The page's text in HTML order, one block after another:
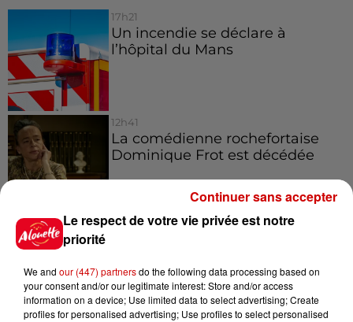
17h21
Un incendie se déclare à
l’hôpital du Mans
12h41
La comédienne rochefortaise
Dominique Frot est décédée
11h12
cambriolée, deux...
Le respect de votre vie privée est notre
priorité
We and our (447) partnersdo the following data processing based on
your consent and/or our legitimate interest: Store and/or access
information on a device; Use limited data to select advertising; Create
profiles for personalised advertising; Use profiles to select personalised
Continuer sans accepter